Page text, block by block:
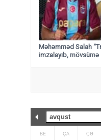
Məhəmməd Salah
imzalayıb,
BE ÇA ÇƏ